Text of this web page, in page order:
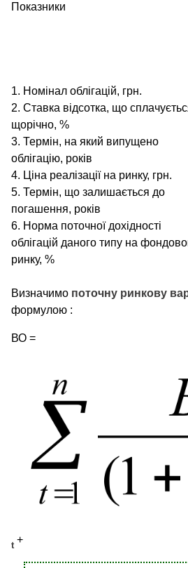
Показники
1. Номінал облігацій, грн.
2. Ставка відсотка, що
щорічно, %
3. Термін, на який випущено
облігацію, років
4. Ціна реалізації на ринку, грн.
5. Термін, що залишається до
погашення, років
6. Норма поточної дохідності
облігацій даного типу на
ринку, %
Визначимо поточну ринкову
формулою :
ВО =
t +